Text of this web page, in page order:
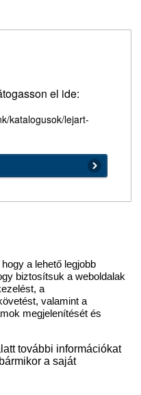
el ide:
katalogusok/lejart-